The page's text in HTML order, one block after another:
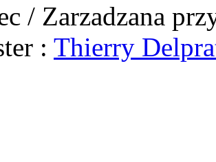
/ Zarzadzana
: Thierry